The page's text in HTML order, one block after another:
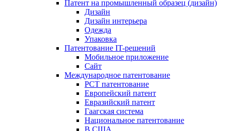
Патент на промышленный образец (дизайн)
Дизайн
Дизайн интерьера
Одежда
Упаковка
Патентование IT-решений
Мобильное приложение
Сайт
Международное патентование
PCT патентование
Европейский патент
Евразийский патент
Гаагская система
Национальное патентование
В США